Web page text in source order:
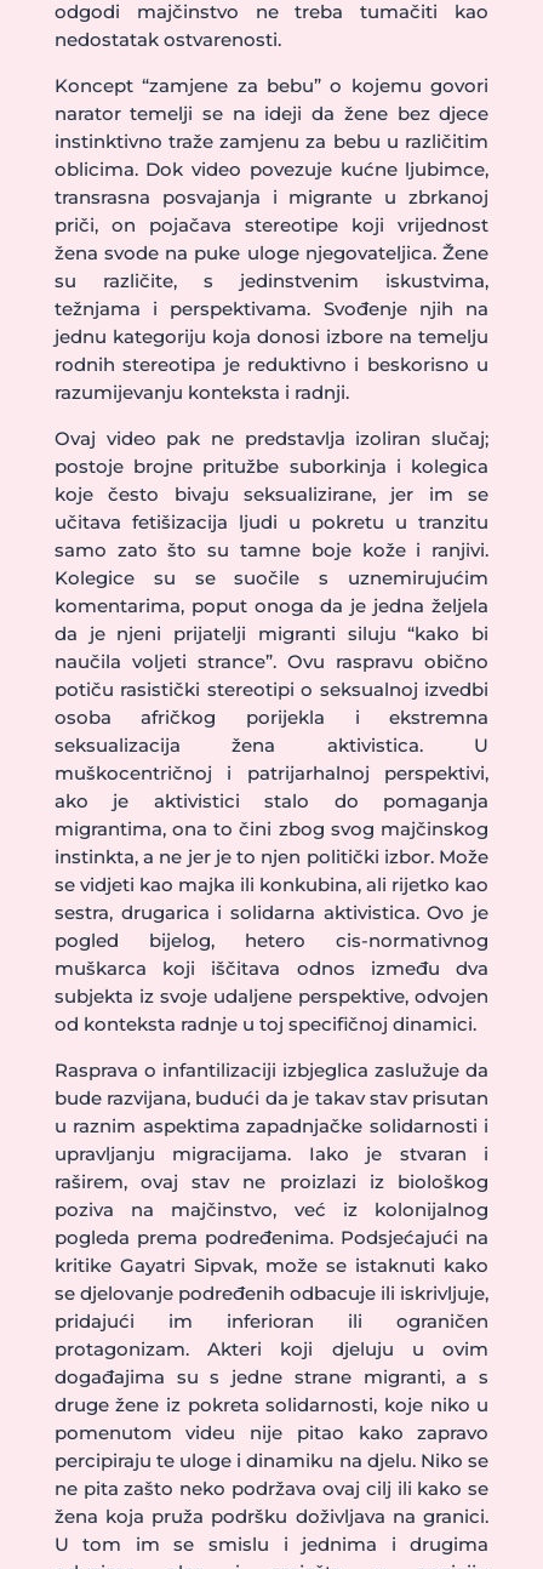
odgodi majčinstvo ne treba tumačiti kao
nedostatak ostvarenosti.
Koncept “zamjene za bebu” o kojemu govori
narator temelji se na ideji da žene bez djece
instinktivno traže zamjenu za bebu u različitim
oblicima. Dok video povezuje kućne ljubimce,
transrasna posvajanja i migrante u zbrkanoj
priči, on pojačava stereotipe koji vrijednost
žena svode na puke uloge njegovateljica. Žene
su različite, s jedinstvenim iskustvima,
težnjama i perspektivama. Svođenje njih na
jednu kategoriju koja donosi izbore na temelju
rodnih stereotipa je reduktivno i beskorisno u
razumijevanju konteksta i radnji.
Ovaj video pak ne predstavlja izoliran slučaj;
postoje brojne pritužbe suborkinja i kolegica
koje često bivaju seksualizirane, jer im se
učitava fetišizacija ljudi u pokretu u tranzitu
samo zato što su tamne boje kože i ranjivi.
Kolegice su se suočile s uznemirujućim
komentarima, poput onoga da je jedna željela
da je njeni prijatelji migranti siluju “kako bi
naučila voljeti strance”. Ovu raspravu obično
potiču rasistički stereotipi o seksualnoj izvedbi
osoba afričkog porijekla i ekstremna
seksualizacija žena aktivistica. U
muškocentričnoj i patrijarhalnoj perspektivi,
ako je aktivistici stalo do pomaganja
migrantima, ona to čini zbog svog majčinskog
instinkta, a ne jer je to njen politički izbor. Može
se vidjeti kao majka ili konkubina, ali rijetko kao
sestra, drugarica i solidarna aktivistica. Ovo je
pogled bijelog, hetero cis-normativnog
muškarca koji iščitava odnos između dva
subjekta iz svoje udaljene perspektive, odvojen
od konteksta radnje u toj specifičnoj dinamici.
Rasprava o infantilizaciji izbjeglica zaslužuje da
bude razvijana, budući da je takav stav prisutan
u raznim aspektima zapadnjačke solidarnosti i
upravljanju migracijama. Iako je stvaran i
raširem, ovaj stav ne proizlazi iz biološkog
poziva na majčinstvo, već iz kolonijalnog
pogleda prema podređenima. Podsjećajući na
kritike Gayatri Sipvak, može se istaknuti kako
se djelovanje podređenih odbacuje ili iskrivljuje,
pridajući im inferioran ili ograničen
protagonizam. Akteri koji djeluju u ovim
događajima su s jedne strane migranti, a s
druge žene iz pokreta solidarnosti, koje niko u
pomenutom videu nije pitao kako zapravo
percipiraju te uloge i dinamiku na djelu. Niko se
ne pita zašto neko podržava ovaj cilj ili kako se
žena koja pruža podršku doživljava na granici.
U tom im se smislu i jednima i drugima